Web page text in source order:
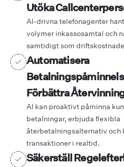
Utöka
AI-drivna telefonagenter
volymer inkassosamtal och
samtidigt som
Automatisera
Förbättra
AI kan proaktivt påminna
betalningar, erbjuda flexibla
återbetalningsalternativ och
transaktioner i realtid.
Säkerställ